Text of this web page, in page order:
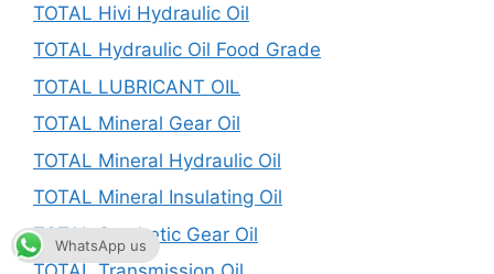
TOTAL Hivi Hydraulic Oil
TOTAL Hydraulic Oil Food Grade
TOTAL LUBRICANT OIL
TOTAL Mineral Gear Oil
TOTAL Mineral Hydraulic Oil
TOTAL Mineral Insulating Oil
TOTAL Synthetic Gear Oil
WhatsApp us